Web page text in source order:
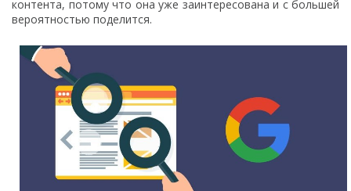
контента, потому что она уже заинтересована и с большей
вероятностью поделится.